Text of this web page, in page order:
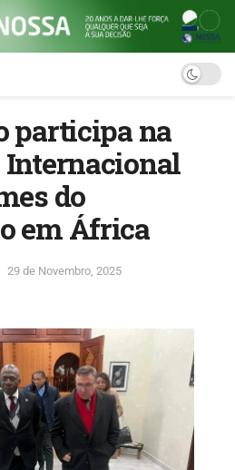
participa na
do
em África
29 de Novembro, 2025